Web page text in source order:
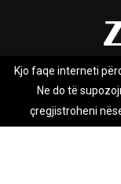
Rreth nesh
Zhurnal.mk është
Kjo faqe interneti
Ne do të
çregjistroheni